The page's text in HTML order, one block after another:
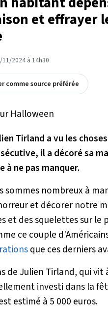
et effrayer
2024 à 14h30
comme source préférée
Tirland a vu les
il a décoré sa
à ne pas manquer.
sommes nombreux à
et décorer notre
et des squelettes sur le
ce couple
que ces derniers
de Julien Tirland, qui vit
investi dans la
estimé à 5 000 euros.